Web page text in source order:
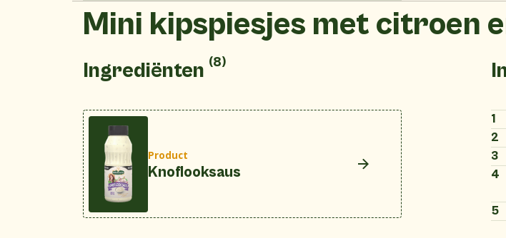
Mini kipspiesjes met citroen
Ingrediënten (8)
Product
Knoflooksaus
1
2
3
4
5